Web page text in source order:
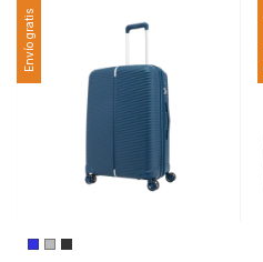
Envío gratis